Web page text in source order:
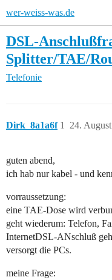
wer-weiss-was.de
DSL-
Splitter/TAE/
Telefonie
Dirk_8a1a6f 24.
1
guten abend,
ich hab nur kabel - und
vorraussetzung:
eine TAE-Dose wird
geht wiederum: Telefon,
InternetDSL-ANschluß
versorgt die PCs.
meine Frage: